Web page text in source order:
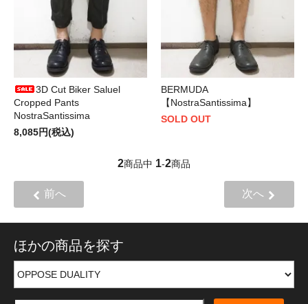
3D Cut Biker Saluel
Cropped Pants
NostraSantissima
8,085円(税込)
BERMUDA
【NostraSantissima】
SOLD OUT
2商品中 1-2商品
前へ 次へ
ほかの商品を探す